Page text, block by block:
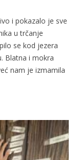
i pokazalo je sve
u trčanje
se kod jezera
Blatna i mokra
nam je izmamila